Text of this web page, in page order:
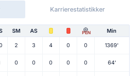
Karrierestatistikker
SM AS PEN Min
2 3 4 0 0 1369'
0 0 0 0 0 64'